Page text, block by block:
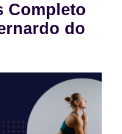
Completo
do